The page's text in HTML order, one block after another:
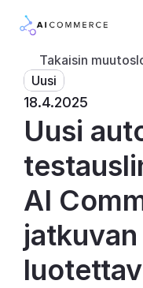
AI-toiminnot
Kumppanit
Hinnoittelu
Kehittäjille
Takaisin
Uusi
18.4.2025
Uusi
AI
jatkuvan